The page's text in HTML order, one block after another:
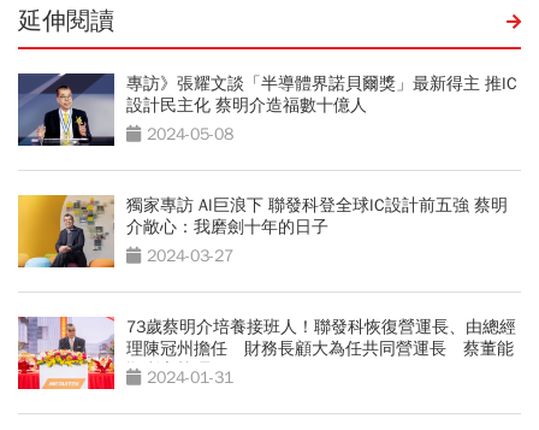
延伸閱讀
專訪》張耀文談「半導體界諾貝爾獎」最新得主 推IC
設計民主化 蔡明介造福數十億人
2024-05-08
獨家專訪 AI巨浪下 聯發科登全球IC設計前五強 蔡明
介敞心：我磨劍十年的日子
2024-03-27
73歲蔡明介培養接班人！聯發科恢復營運長、由總經
理陳冠州擔任 財務長顧大為任共同營運長 蔡董能
順利交棒嗎？
2024-01-31